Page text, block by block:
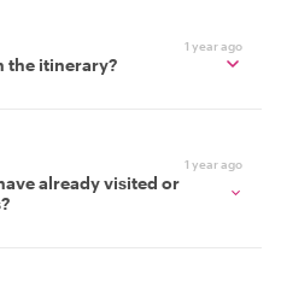
1 year ago
the itinerary?
1 year ago
already visited or